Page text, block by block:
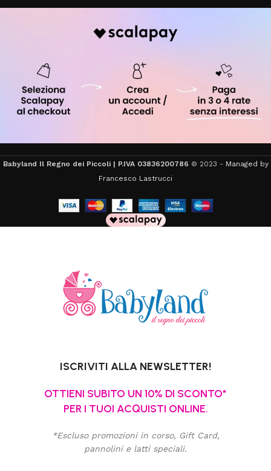
Babyland Il Regno dei Piccoli | P.IVA 03836200786 © 2023 - Managed by
Francesco Lastrucci
ISCRIVITI ALLA NEWSLETTER!
OTTIENI SUBITO UN 10% DI SCONTO*
PER I TUOI ACQUISTI ONLINE.
*Escluso promozioni in corso, Gift Card,
pannolini e latti speciali.